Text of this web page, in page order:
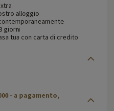
alloggio
giorni
tua con carta di credito
- a pagamento,